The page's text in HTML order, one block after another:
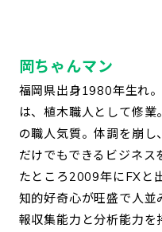
岡ちゃんマン
福岡県出身1980年生れ
は、植木職人として修業
の職人気質。体調を崩し
だけでもできるビジネス
たところ2009年にFXと
知的好奇心が旺盛で人並
報収集能力と分析能力を